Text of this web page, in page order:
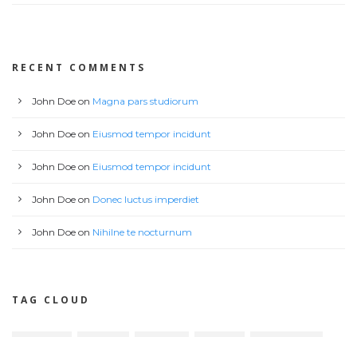
RECENT COMMENTS
John Doe on Magna pars studiorum
John Doe on Eiusmod tempor incidunt
John Doe on Eiusmod tempor incidunt
John Doe on Donec luctus imperdiet
John Doe on Nihilne te nocturnum
TAG CLOUD